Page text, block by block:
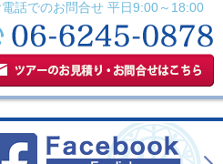
電話でのお問合せ 平日9:00～18:00